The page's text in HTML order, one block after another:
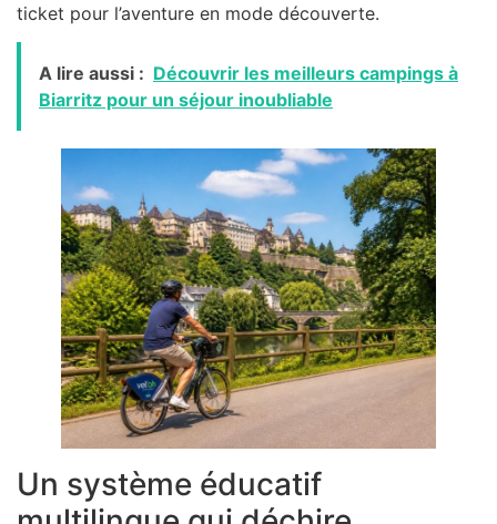
ticket pour l’aventure en mode découverte.
A lire aussi : Découvrir les meilleurs campings à
Biarritz pour un séjour inoubliable
Un système éducatif